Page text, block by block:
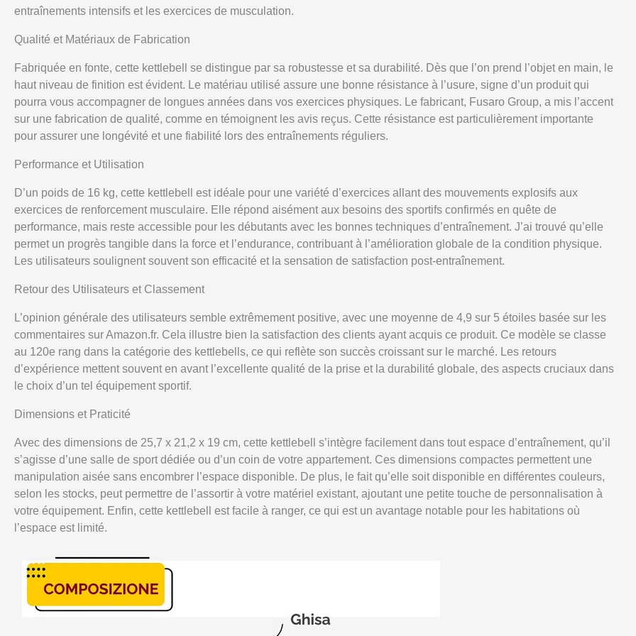
entraînements intensifs et les exercices de musculation.
Qualité et Matériaux de Fabrication
Fabriquée en fonte, cette kettlebell se distingue par sa robustesse et sa durabilité. Dès que l’on prend l’objet en main, le
haut niveau de finition est évident. Le matériau utilisé assure une bonne résistance à l’usure, signe d’un produit qui
pourra vous accompagner de longues années dans vos exercices physiques. Le fabricant, Fusaro Group, a mis l’accent
sur une fabrication de qualité, comme en témoignent les avis reçus. Cette résistance est particulièrement importante
pour assurer une longévité et une fiabilité lors des entraînements réguliers.
Performance et Utilisation
D’un poids de 16 kg, cette kettlebell est idéale pour une variété d’exercices allant des mouvements explosifs aux
exercices de renforcement musculaire. Elle répond aisément aux besoins des sportifs confirmés en quête de
performance, mais reste accessible pour les débutants avec les bonnes techniques d’entraînement. J’ai trouvé qu’elle
permet un progrès tangible dans la force et l’endurance, contribuant à l’amélioration globale de la condition physique.
Les utilisateurs soulignent souvent son efficacité et la sensation de satisfaction post-entraînement.
Retour des Utilisateurs et Classement
L’opinion générale des utilisateurs semble extrêmement positive, avec une moyenne de 4,9 sur 5 étoiles basée sur les
commentaires sur Amazon.fr. Cela illustre bien la satisfaction des clients ayant acquis ce produit. Ce modèle se classe
au 120e rang dans la catégorie des kettlebells, ce qui reflète son succès croissant sur le marché. Les retours
d’expérience mettent souvent en avant l’excellente qualité de la prise et la durabilité globale, des aspects cruciaux dans
le choix d’un tel équipement sportif.
Dimensions et Praticité
Avec des dimensions de 25,7 x 21,2 x 19 cm, cette kettlebell s’intègre facilement dans tout espace d’entraînement, qu’il
s’agisse d’une salle de sport dédiée ou d’un coin de votre appartement. Ces dimensions compactes permettent une
manipulation aisée sans encombrer l’espace disponible. De plus, le fait qu’elle soit disponible en différentes couleurs,
selon les stocks, peut permettre de l’assortir à votre matériel existant, ajoutant une petite touche de personnalisation à
votre équipement. Enfin, cette kettlebell est facile à ranger, ce qui est un avantage notable pour les habitations où
l’espace est limité.